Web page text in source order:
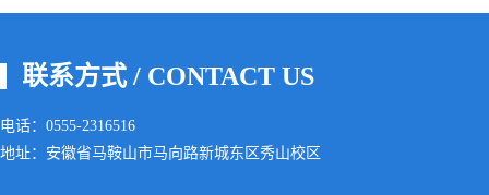
联系方式 / CONTACT US
电话：0555-2316516
地址：安徽省马鞍山市马向路新城东区秀山校区